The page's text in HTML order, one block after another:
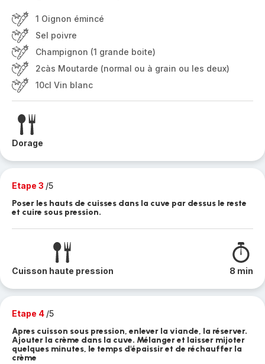
1 Oignon émincé
Sel poivre
Champignon (1 grande boite)
2càs Moutarde (normal ou à grain ou les deux)
10cl Vin blanc
Dorage
Etape 3 /5
Poser les hauts de cuisses dans la cuve par dessus le reste
et cuire sous pression.
Cuisson haute pression 8 min
Etape 4 /5
Apres cuisson sous pression, enlever la viande, la réserver.
Ajouter la crème dans la cuve. Mélanger et laisser mijoter
quelques minutes, le temps d'épaissir et de réchauffer la
crème